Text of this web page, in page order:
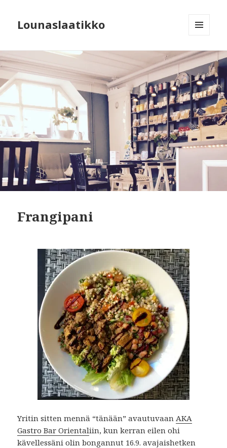
Lounaslaatikko
WIDGETS
Frangipani
Yritin sitten mennä “tänään” avautuvaan AKA
Gastro Bar Orientaliin, kun kerran eilen ohi
kävellessäni olin bongannut 16.9. avajaishetken